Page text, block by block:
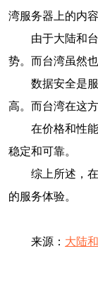
湾服务器上的内
由于大陆和
势。而台湾虽然
数据安全是
高。而台湾在这
在价格和性
稳定和可靠。
综上所述，
的服务体验。
来源： 大陆